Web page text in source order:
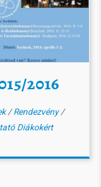
2016
/Rendezvény/
Diákokért